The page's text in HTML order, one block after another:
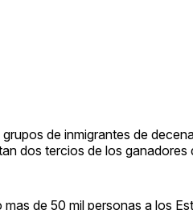
de inmigrantes de
dos tercios de los
de 50 mil personas a los